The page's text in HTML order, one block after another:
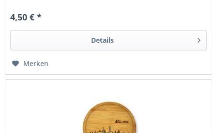
4,50 € *
Details
Merken